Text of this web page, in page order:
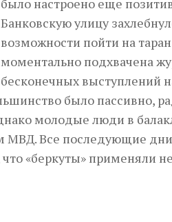
было настроено еще
Банковскую улицу
возможности пойти на
моментально подхвачена
бесконечных выступлений
было пассивно,
молодые люди в
МВД. Все последующие
«беркуты» применяли